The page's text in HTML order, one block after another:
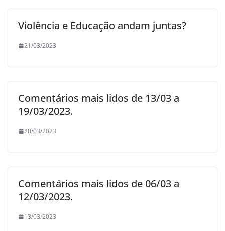
Violência e Educação andam juntas?
21/03/2023
Comentários mais lidos de 13/03 a
19/03/2023.
20/03/2023
Comentários mais lidos de 06/03 a
12/03/2023.
13/03/2023